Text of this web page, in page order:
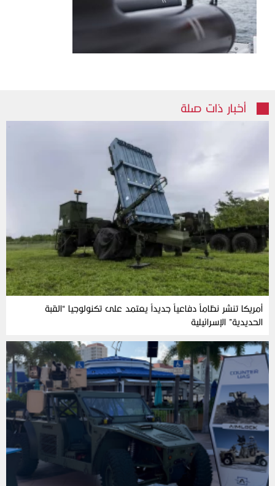
أخبار ذات صلة
أمريكا تنشر نظاماً دفاعياً جديداً يعتمد على تكنولوجيا “القبة
الحديدية” الإسرائيلية